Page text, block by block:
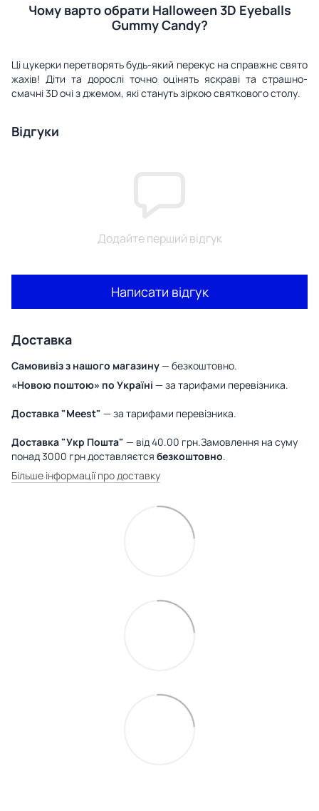
Чому варто обрати Halloween 3D Eyeballs
Gummy Candy?
Ці цукерки перетворять будь-який перекус на справжнє свято
жахів! Діти та дорослі точно оцінять яскраві та страшно-
смачні 3D очі з джемом, які стануть зіркою святкового столу.
Відгуки
Додайте перший відгук
Написати відгук
Доставка
Самовивіз з нашого магазину— безкоштовно.
«Новою поштою» по Україні — за тарифами перевізника.
Доставка "Meest" — за тарифами перевізника.
Доставка "Укр Пошта" — від 40.00 грн.Замовлення на суму
понад 3000 грн доставляєтся безкоштовно.
Більше інформації про доставку